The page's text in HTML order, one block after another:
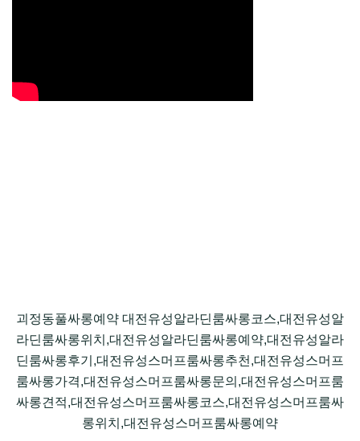
괴정동풀싸롱예약 대전유성알라딘룸싸롱코스,대전유성알
라딘룸싸롱위치,대전유성알라딘룸싸롱예약,대전유성알라
딘룸싸롱후기,대전유성스머프룸싸롱추천,대전유성스머프
룸싸롱가격,대전유성스머프룸싸롱문의,대전유성스머프룸
싸롱견적,대전유성스머프룸싸롱코스,대전유성스머프룸싸
롱위치,대전유성스머프룸싸롱예약